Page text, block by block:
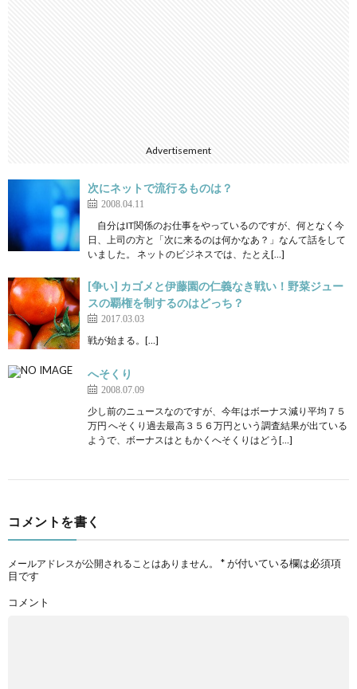
Advertisement
次にネットで流行るものは？
2008.04.11
自分はIT関係のお仕事をやっているのですが、何となく今
日、上司の方と「次に来るのは何かなあ？」なんて話をして
いました。 ネットのビジネスでは、たとえ[…]
[争い] カゴメと伊藤園の仁義なき戦い！野菜ジュー
スの覇権を制するのはどっち？
2017.03.03
戦が始まる。[…]
へそくり
2008.07.09
少し前のニュースなのですが、今年はボーナス減り平均７５
万円 へそくり過去最高３５６万円という調査結果が出ている
ようで、ボーナスはともかくへそくりはどう[…]
コメントを書く
メールアドレスが公開されることはありません。 *が付いている欄は必須項
目です
コメント